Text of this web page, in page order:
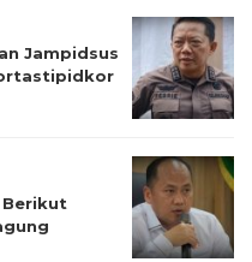
Jampidsus